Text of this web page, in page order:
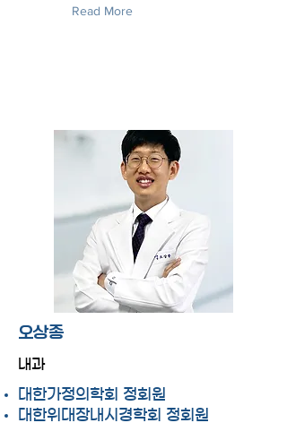
Read More
오상종
내과
대한가정의학회 정회원
대한위대장내시경학회 정회원